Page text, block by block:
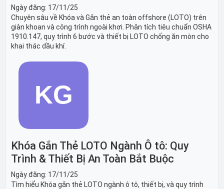
Ngày đăng: 17/11/25
Chuyên sâu về Khóa và Gắn thẻ an toàn offshore (LOTO) trên
giàn khoan và công trình ngoài khơi. Phân tích tiêu chuẩn OSHA
1910.147, quy trình 6 bước và thiết bị LOTO chống ăn mòn cho
khai thác dầu khí.
Khóa Gắn Thẻ LOTO Ngành Ô tô: Quy
Trình & Thiết Bị An Toàn Bắt Buộc
Ngày đăng: 17/11/25
Tìm hiểu Khóa gắn thẻ LOTO ngành ô tô, thiết bị, và quy trình